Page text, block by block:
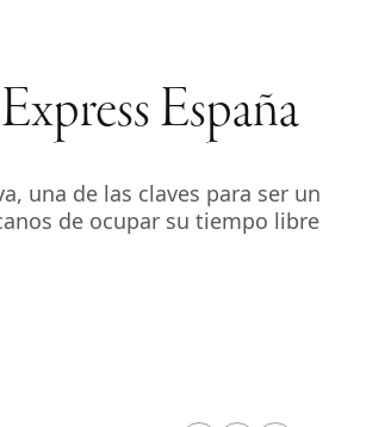
España
una de las claves para ser un
de ocupar su tiempo libre